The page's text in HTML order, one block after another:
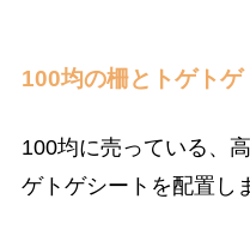
100均の柵とトゲトゲ
100均に売っている、
ゲトゲシートを配置し